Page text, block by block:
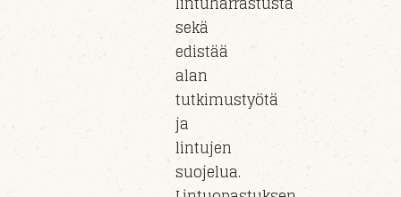
sekä
edistää
alan
tutkimustyötä
ja
lintujen
suojelua.